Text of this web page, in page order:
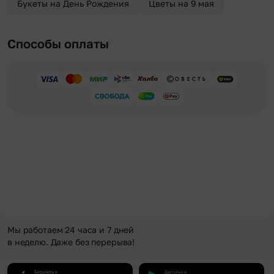
Букеты на День Рождения Цветы на 9 мая
Способы оплаты
Мы работаем 24 часа и 7 дней
в неделю. Даже без перерыва!